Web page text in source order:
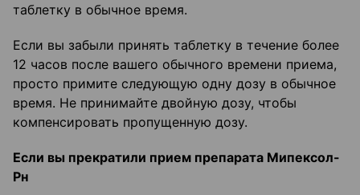
таблетку в обычное время.
Если вы забыли принять таблетку в течение более
12 часов после вашего обычного времени приема,
просто примите следующую одну дозу в обычное
время. Не принимайте двойную дозу, чтобы
компенсировать пропущенную дозу.
Если вы прекратили прием препарата Мипексол-
Рн